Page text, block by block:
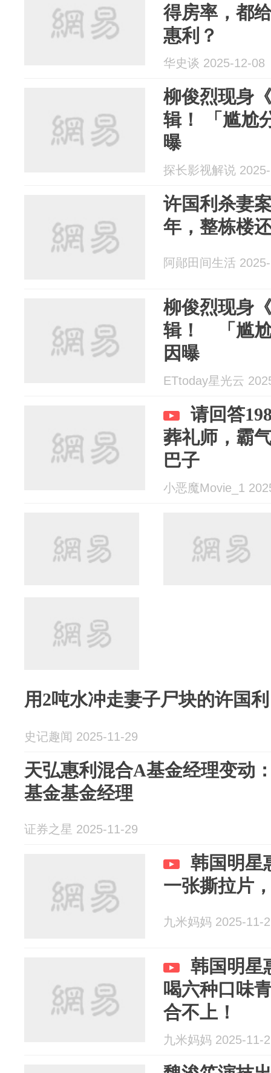
得房率，都
惠利？
华史谈 2025-12-08
柳俊烈现身
辑！ 「尴尬
曝
探长影视解说
许国利杀妻
年，整栋楼
阿鄖田间生活
柳俊烈现身
辑！ 「尴尬
因曝
ETtoday星光云
请回答
葬礼师，霸
巴子
小恶魔Movie_1
用2吨水冲走妻子尸块的许国
史记趣闻 2025-11-29
天弘惠利混合A基金经理变动
基金基金经理
证券之星 2025-11-29
韩国明星
一张撕拉片
九米妈妈 2025-11-
韩国明星
喝六种口味
合不上！
九米妈妈 2025-11-